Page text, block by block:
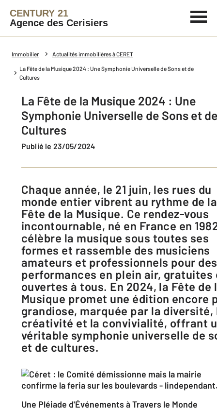
CENTURY 21
Agence des Cerisiers
Immobilier Actualités immobilières à CERET
La Fête de la Musique 2024 : Une Symphonie Universelle de Sons et de
Cultures
La Fête de la Musique 2024 : Une
Symphonie Universelle de Sons et
Cultures
Publié le 23/05/2024
Chaque année, le 21 juin, les rues du
monde entier vibrent au rythme de la
Fête de la Musique. Ce rendez-vous
incontournable, né en France en
célèbre la musique sous toutes ses
formes et rassemble des musiciens
amateurs et professionnels pour des
performances en plein air, gratuites
ouvertes à tous. En 2024, la Fête de
Musique promet une édition encore
grandiose, marquée par la diversité,
créativité et la convivialité, offrant
véritable symphonie universelle de
et de cultures.
Une Pléiade d'Événements à Travers le Monde